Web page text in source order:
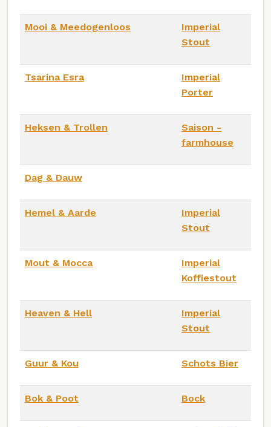
Mooi & Meedogenloos
Imperial
Stout
Tsarina Esra
Imperial
Porter
Heksen & Trollen
Saison -
farmhouse
Dag & Dauw
Hemel & Aarde
Imperial
Stout
Mout & Mocca
Imperial
Koffiestout
Heaven & Hell
Imperial
Stout
Guur & Kou Schots Bier
Bok & Poot Bock